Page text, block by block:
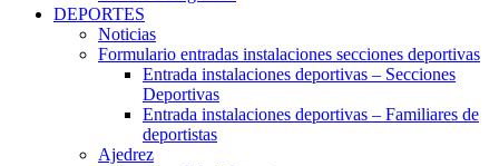
DEPORTES
Noticias
Formulario entradas instalaciones secciones deportivas
Entrada instalaciones deportivas – Secciones
Deportivas
Entrada instalaciones deportivas – Familiares de
deportistas
Ajedrez